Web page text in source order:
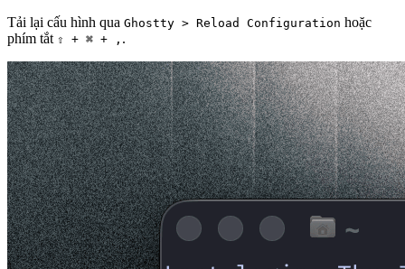
Tải lại cấu hình qua Ghostty > Reload Configuration hoặc
phím tắt ⇧ + ⌘ + , .